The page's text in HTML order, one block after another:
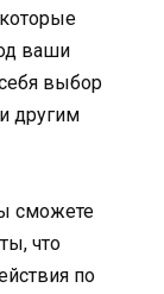
ваши
выбор
другим
сможете
что
по